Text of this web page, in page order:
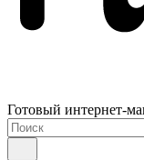
Готовый интернет-